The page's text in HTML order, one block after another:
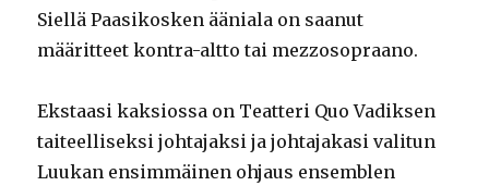
Siellä Paasikosken ääniala on saanut
määritteet kontra-altto tai mezzosopraano.
Ekstaasi kaksiossa on Teatteri Quo Vadiksen
taiteelliseksi johtajaksi ja johtajakasi valitun
Luukan ensimmäinen ohjaus ensemblen